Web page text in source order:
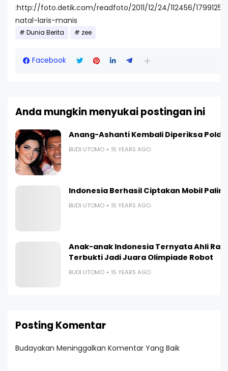
:http://foto.detik.com/readfoto/2011/12/24/112456/
natal-laris-manis
Dunia Berita zee
Facebook
Anda mungkin menyukai postingan ini
Anang-Ashanti Kembali Diperiksa
BUDI UTOMO 15 YEARS AGO
Indonesia Berhasil Ciptakan Mobil
BUDI UTOMO 15 YEARS AGO
Anak-anak Indonesia Ternyata Ahli
Terbukti Jadi Juara Olimpiade Robot
BUDI UTOMO 15 YEARS AGO
Posting Komentar
Budayakan Meninggalkan Komentar Yang Baik